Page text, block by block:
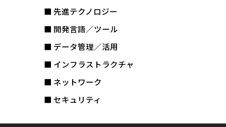
■ 先進テクノロジー
■ 開発言語／ツール
■ データ管理／活用
■ インフラストラクチャ
■ ネットワーク
■ セキュリティ